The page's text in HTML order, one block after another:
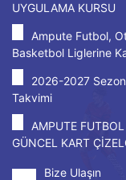
UYGULAMA KURSU
Ampute Futbol,
Basketbol Liglerine
2026-2027
Takvimi
AMPUTE
GÜNCEL KART
Bize Ulaşın